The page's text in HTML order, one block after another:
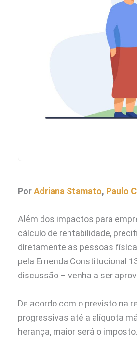
PorAdriana Stamato, Paulo
Além dos impactos para
cálculo de rentabilidade,
diretamente as pessoas
pela Emenda Constitucional
discussão – venha a ser
De acordo com o previsto na
progressivas até a alíquota
herança, maior será o imposto.